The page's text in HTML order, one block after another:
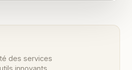
des services
innovants